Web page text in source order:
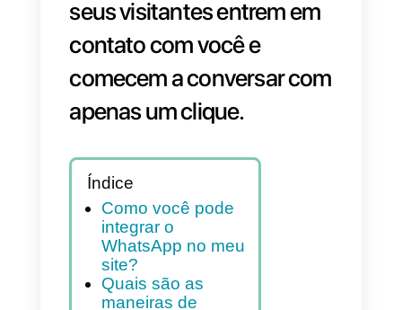
Descubra como você
integrar o WhatsApp em
seu site, para permitir que
contato com você e
comecem a conversar
apenas um clique.